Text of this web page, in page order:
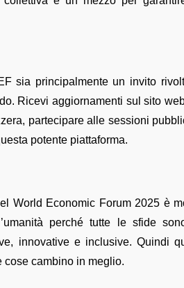
sia principalmente un invito
Ricevi aggiornamenti sul sito
partecipare alle sessioni
potente piattaforma.
World Economic Forum 2025 è
perché tutte le sfide
innovative e inclusive. Quindi
cose cambino in meglio.